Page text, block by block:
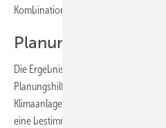
Kombinationen werden als solche
Planungshilfe
Die Ergebnisse sind unverbindlich,
Planungshilfe für die Finanzierung
Klimaanlagen dar. Denn einerseits
eine bestimmte Maßnahme